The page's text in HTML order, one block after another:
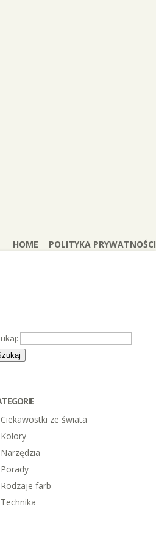
HOME POLITYKA PRYWATNOŚCI
Ciekawostki ze świata
Kolory
Narzędzia
Porady
Rodzaje farb
Technika